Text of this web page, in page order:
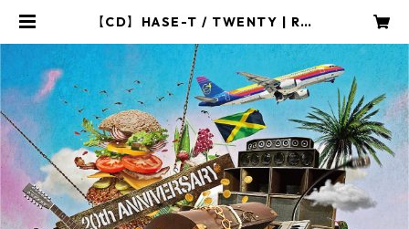
【CD】HASE-T / TWENTY | Rhy